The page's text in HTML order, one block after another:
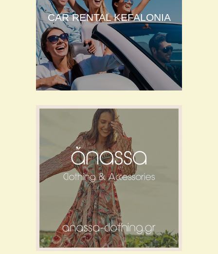
CAR RENTAL KEFALONIA